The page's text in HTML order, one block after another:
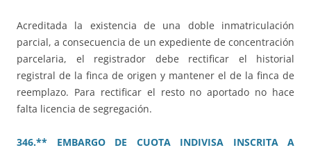
Acreditada la existencia de una doble inmatriculación
parcial, a consecuencia de un expediente de concentración
parcelaria, el registrador debe rectificar el historial
registral de la finca de origen y mantener el de la finca de
reemplazo. Para rectificar el resto no aportado no hace
falta licencia de segregación.
346.** EMBARGO DE CUOTA INDIVISA INSCRITA A